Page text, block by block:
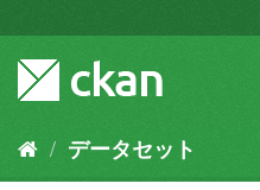
キ
容
データセット